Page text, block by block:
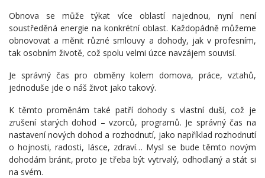
Obnova se může týkat více oblastí najednou, nyní není
soustředěná energie na konkrétní oblast. Každopádně můžeme
obnovovat a měnit různé smlouvy a dohody, jak v profesním,
tak osobním životě, což spolu velmi úzce navzájem souvisí.
Je správný čas pro obměny kolem domova, práce, vztahů,
jednoduše jde o náš život jako takový.
K těmto proměnám také patří dohody s vlastní duší, což je
zrušení starých dohod – vzorců, programů. Je správný čas na
nastavení nových dohod a rozhodnutí, jako například rozhodnutí
o hojnosti, radosti, lásce, zdraví… Mysl se bude těmto novým
dohodám bránit, proto je třeba být vytrvalý, odhodlaný a stát si
na svém.